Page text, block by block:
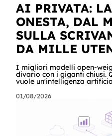
AI PRIVATA:
ONESTA, DAL
SULLA
DA MILLE
I migliori modelli open-
divario con i giganti chiusi.
vuole un'intelligenza
chiunque abbia dati che non
quanto costa davvero,
serve perché un modello in
far west privato. Questa
esempi per ogni tagli
01/08/2026